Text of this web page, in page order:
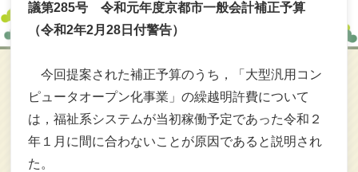
議第285号 令和元年度京都市一般会計補正予算
（令和2年2月28日付警告）
今回提案された補正予算のうち，「大型汎用コン
ピュータオープン化事業」の繰越明許費について
は，福祉系システムが当初稼働予定であった令和２
年１月に間に合わないことが原因であると説明され
た。